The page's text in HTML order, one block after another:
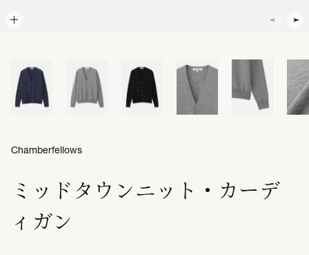
ミッドタウンニット・カーデ
ィガン
Chamberfellows